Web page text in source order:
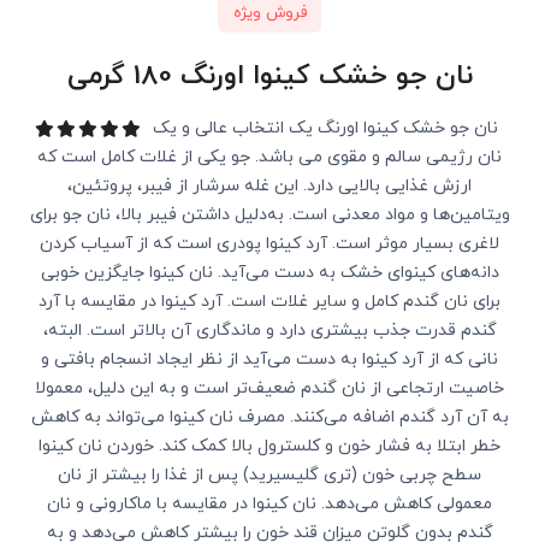
فروش ویژه
نان جو خشک کینوا اورنگ 180 گرمی
نان جو خشک کینوا اورنگ یک انتخاب عالی و یک
نان رژیمی سالم و مقوی می باشد. جو یکی از غلات کامل است که
ارزش غذایی بالایی دارد. این غله سرشار از فیبر، پروتئین،
ویتامین‌ها و مواد معدنی است. به‌دلیل داشتن فیبر بالا، نان جو برای
لاغری بسیار موثر است. آرد کینوا پودری است که از آسیاب کردن
دانه‌های کینوای خشک به دست می‌آید. نان کینوا جایگزین خوبی
برای نان گندم کامل و سایر غلات است. آرد کینوا در مقایسه با آرد
گندم قدرت جذب بیشتری دارد و ماندگاری آن بالاتر است. البته،
نانی که از آرد کینوا به دست می‌آید از نظر ایجاد انسجام بافتی و
خاصیت ارتجاعی از نان گندم ضعیف‌تر است و به این دلیل، معمولا
به آن آرد گندم اضافه می‌کنند. مصرف نان کینوا می‌تواند به کاهش
خطر ابتلا به فشار خون و کلسترول بالا کمک کند. خوردن نان کینوا
سطح چربی خون (تری گلیسیرید) پس از غذا را بیشتر از نان
معمولی کاهش می‌دهد. نان کینوا در مقایسه با ماکارونی و نان
گندم بدون گلوتن میزان قند خون را بیشتر کاهش می‌دهد و به